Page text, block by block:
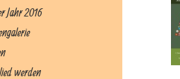
Jahr 2016
werden